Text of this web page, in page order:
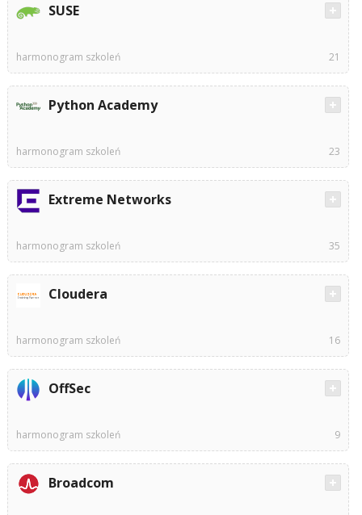
SUSE
harmonogram szkoleń 21
Python Academy
harmonogram szkoleń 23
Extreme Networks
harmonogram szkoleń 35
Cloudera
harmonogram szkoleń 16
OffSec
harmonogram szkoleń 9
Broadcom